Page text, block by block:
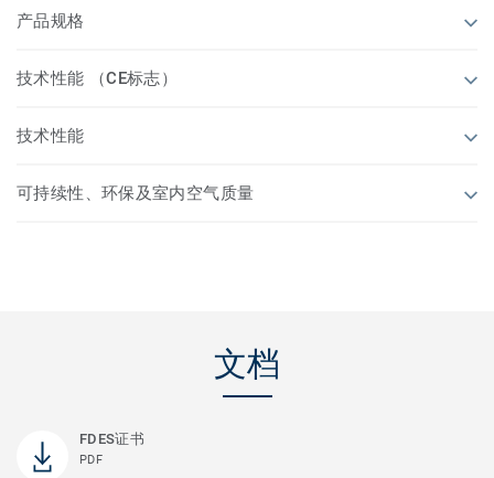
产品规格
技术性能 （CE标志）
技术性能
可持续性、环保及室内空气质量
文档
FDES证书
PDF